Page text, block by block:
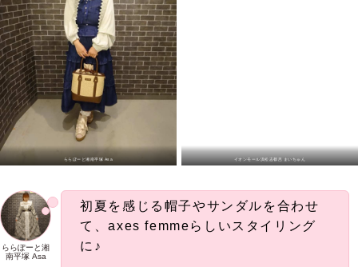
ららぽーと湘南平塚 Asa イオンモール浜松志都呂 まいちゅん
ららぽーと湘
南平塚 Asa
初夏を感じる帽子やサンダルを合わせ
て、axes femmeらしいスタイリング
に♪